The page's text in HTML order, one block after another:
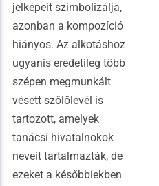
jelképeit szimbolizálja,
azonban a kompozíció
hiányos. Az alkotáshoz
ugyanis eredetileg több
szépen megmunkált
vésett szőlőlevél is
tartozott, amelyek
tanácsi hivatalnokok
neveit tartalmazták, de
ezeket a későbbiekben